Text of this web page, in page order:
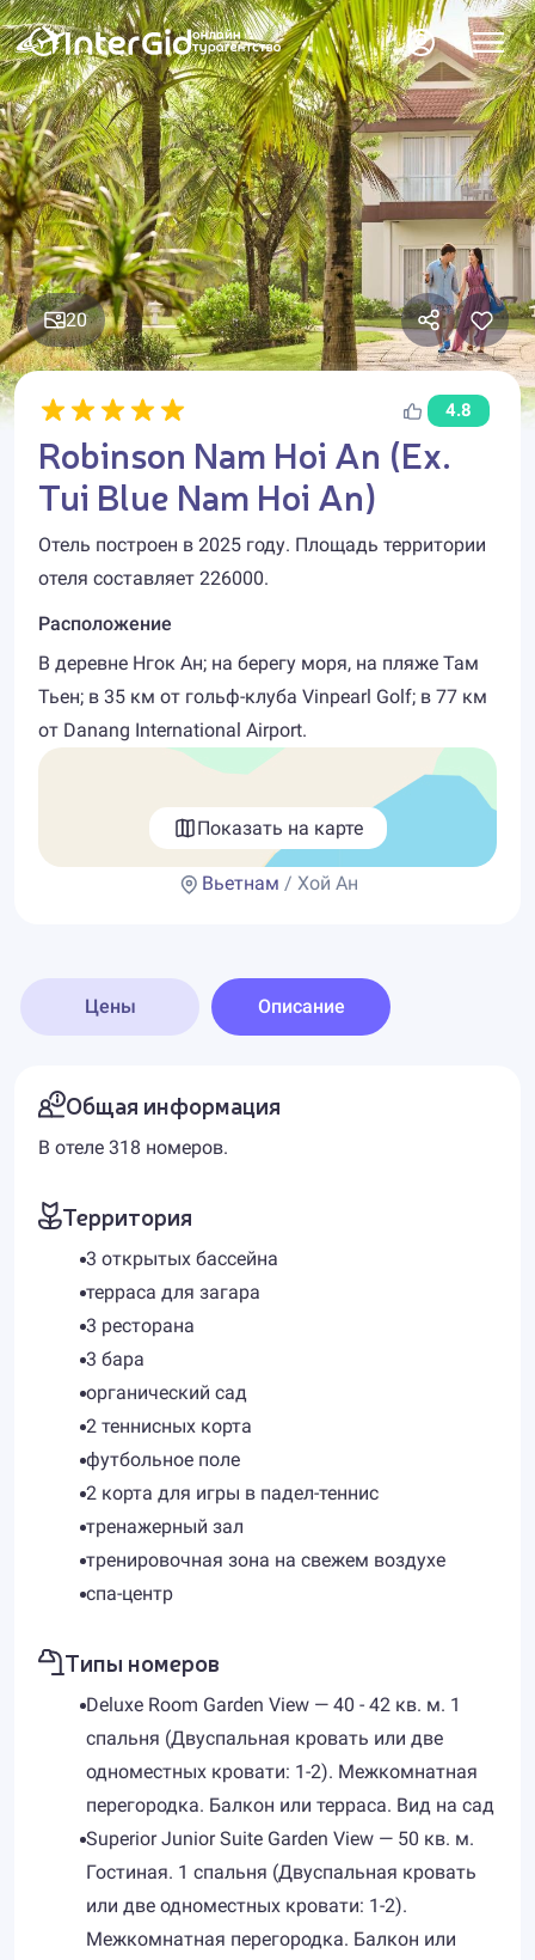
20
4.8
Robinson Nam Hoi An (Ex.
Tui Blue Nam Hoi An)
Отель построен в 2025 году. Площадь территории
отеля составляет 226000.
Расположение
В деревне Нгок Ан; на берегу моря, на пляже Там
Тьен; в 35 км от гольф-клуба Vinpearl Golf; в 77 км
от Danang International Airport.
Показать на карте
Вьетнам / Хой Ан
Цены Описание
Общая информация
В отеле 318 номеров.
Территория
3 открытых бассейна
терраса для загара
3 ресторана
3 бара
органический сад
2 теннисных корта
футбольное поле
2 корта для игры в падел-теннис
тренажерный зал
тренировочная зона на свежем воздухе
спа-центр
Типы номеров
Deluxe Room Garden View — 40 - 42 кв. м. 1
спальня (Двуспальная кровать или две
одноместных кровати: 1-2). Межкомнатная
перегородка. Балкон или терраса. Вид на сад
Superior Junior Suite Garden View — 50 кв. м.
Гостиная. 1 спальня (Двуспальная кровать
или две одноместных кровати: 1-2).
Межкомнатная перегородка. Балкон или